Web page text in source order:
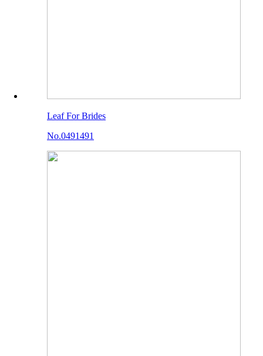
Leaf For Brides
No.0491491